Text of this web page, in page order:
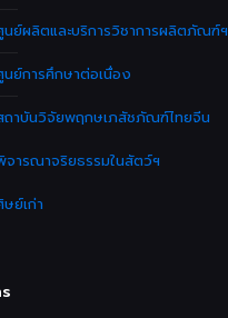
นย์ผลิตและบริการวิชาการผลิตภัณฑ์ฯ
นย์การศึกษาต่อเนื่อง
ถาบันวิจัยพฤกษเภสัชภัณฑ์ไทยจีน
จารณาจริยธรรมในสัตว์ฯ
ษย์เก่า